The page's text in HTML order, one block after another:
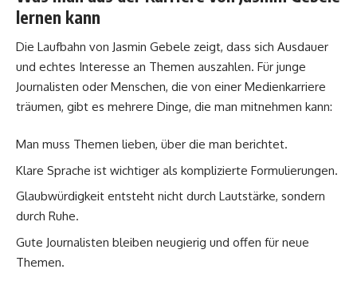
lernen kann
Die Laufbahn von Jasmin Gebele zeigt, dass sich Ausdauer
und echtes Interesse an Themen auszahlen. Für junge
Journalisten oder Menschen, die von einer Medienkarriere
träumen, gibt es mehrere Dinge, die man mitnehmen kann:
Man muss Themen lieben, über die man berichtet.
Klare Sprache ist wichtiger als komplizierte Formulierungen.
Glaubwürdigkeit entsteht nicht durch Lautstärke, sondern
durch Ruhe.
Gute Journalisten bleiben neugierig und offen für neue
Themen.